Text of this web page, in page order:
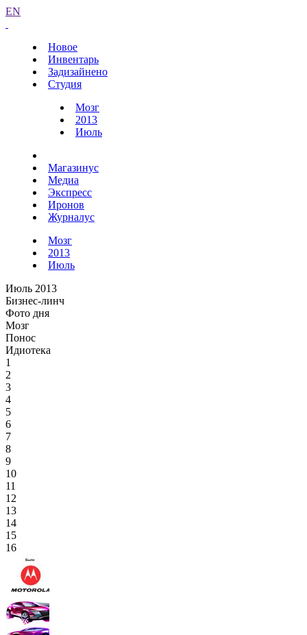
EN
Новое
Инвентарь
Задизайнено
Студия
Мозг
2013
Июль
Магазинус
Медиа
Экспресс
Иронов
Журналус
Мозг
2013
Июль
Июль 2013
Бизнес-линч
Фото дня
Мозг
Понос
Идиотека
1
2
3
4
5
6
7
8
9
10
11
12
13
14
15
16